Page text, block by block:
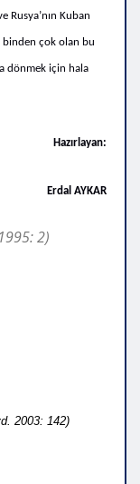
Rusya’nın Kuban
binden çok olan bu
dönmek için hala
Hazırlayan:
Erdal AYKAR
2)
2003: 142)